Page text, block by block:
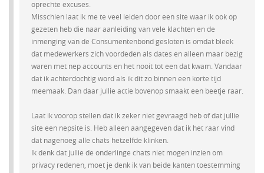
oprechte excuses.
Misschien laat ik me te veel leiden door een site waar ik ook op
gezeten heb die naar aanleiding van vele klachten en de
inmenging van de Consumentenbond gesloten is omdat bleek
dat medewerkers zich voordeden als dates en alleen maar bezig
waren met nep accounts en het nooit tot een dat kwam. Vandaar
dat ik achterdochtig word als ik dit zo binnen een korte tijd
meemaak. Dan daar jullie actie bovenop smaakt een beetje raar.
Laat ik voorop stellen dat ik zeker niet gevraagd heb of dat jullie
site een nepsite is. Heb alleen aangegeven dat ik het raar vind
dat nagenoeg alle chats hetzelfde klinken.
Ik denk dat jullie de onderlinge chats niet mogen inzien om
privacy redenen, moet je denk ik van beide kanten toestemming